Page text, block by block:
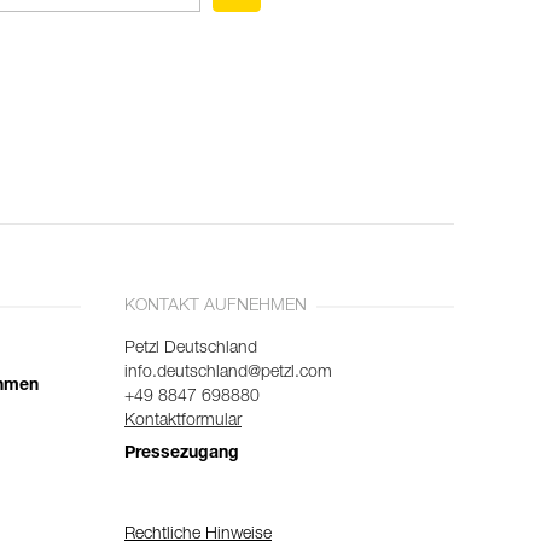
KONTAKT AUFNEHMEN
Petzl Deutschland
info.deutschland@petzl.com
+49 8847 698880
Kontaktformular
Pressezugang
Rechtliche Hinweise